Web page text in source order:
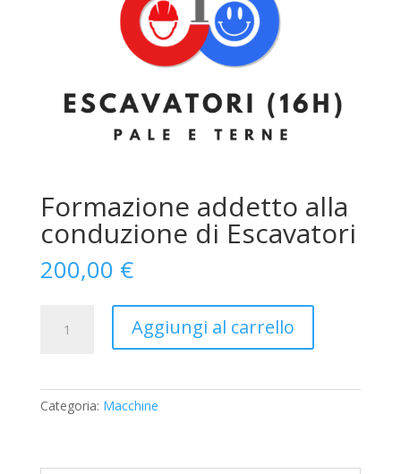
Formazione addetto alla
conduzione di Escavatori
200,00 €
addetto
Escavatori
Aggiungi al carrello
Categoria: Macchine